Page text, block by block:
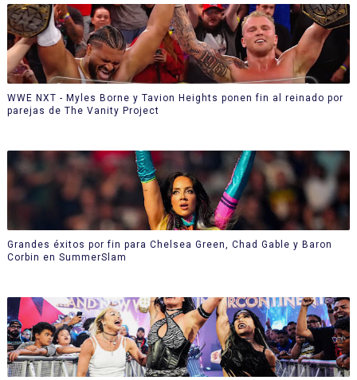
WWE NXT - Myles Borne y Tavion Heights ponen fin al reinado por
parejas de The Vanity Project
Grandes éxitos por fin para Chelsea Green, Chad Gable y Baron
Corbin en SummerSlam